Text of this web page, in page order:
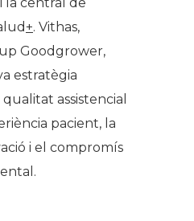
+. Vithas,
Goodgrower,
estratègia
assistencial
pacient, la
i el compromís